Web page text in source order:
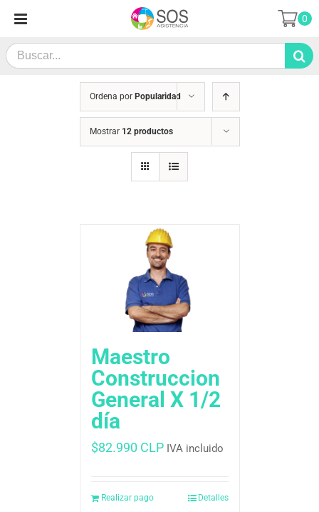
contenido
Search
for:
0
Ordena por Popularidad
Mostrar 12 productos
Maestro
Construccion
General X 1/2
día
$82.990 CLP IVA incluido
Realizar pago Detalles